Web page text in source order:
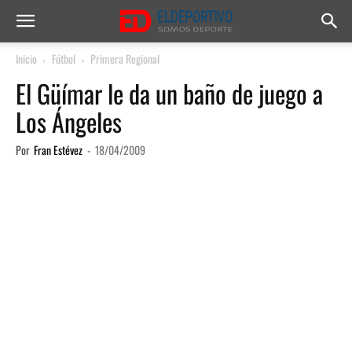
Inicio Fútbol Primera Regional
El Güímar le da un baño de juego a
Los Ángeles
Por Fran Estévez - 18/04/2009